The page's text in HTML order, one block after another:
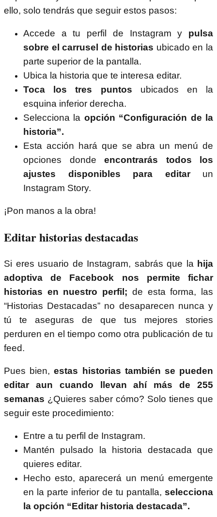
ello, solo tendrás que seguir estos pasos:
Accede a tu perfil de Instagram y pulsa
sobre el carrusel de historias ubicado en la
parte superior de la pantalla.
Ubica la historia que te interesa editar.
Toca los tres puntos ubicados en la
esquina inferior derecha.
Selecciona la opción “Configuración de la
historia”.
Esta acción hará que se abra un menú de
opciones donde encontrarás todos los
ajustes disponibles para editarun
Instagram Story.
¡Pon manos a la obra!
Editar historias destacadas
Si eres usuario de Instagram, sabrás que la hija
adoptiva de Facebook nos permite fichar
historias en nuestro perfil; de esta forma, las
“Historias Destacadas” no desaparecen nunca y
tú te aseguras de que tus mejores stories
perduren en el tiempo como otra publicación de tu
feed.
Pues bien,estas historias también se pueden
editar aun cuando llevan ahí más de 255
semanas ¿Quieres saber cómo? Solo tienes que
seguir este procedimiento:
Entre a tu perfil de Instagram.
Mantén pulsado la historia destacada que
quieres editar.
Hecho esto, aparecerá un menú emergente
en la parte inferior de tu pantalla, selecciona
la opción “Editar historia destacada”.